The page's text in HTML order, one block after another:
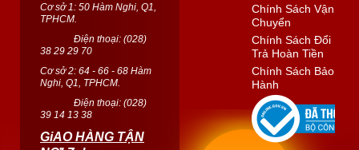
Cơ sở 1: 50 Hàm Nghi, Q1,
TPHCM.
Điện thoại: (028)
38 29 29 70
Cơ sở 2: 64 - 66 - 68 Hàm
Nghi, Q1, TPHCM.
Điện thoại: (028)
39 14 13 38
GiAO HÀNG TẬN
Chính Sách Vận
Chuyển
Chính Sách Đổi
Trả Hoàn Tiền
Chính Sách Bảo
Hành